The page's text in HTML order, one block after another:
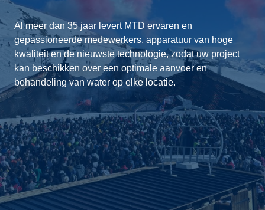
Al meer dan 35 jaar levert MTD ervaren en
gepassioneerde medewerkers, apparatuur van hoge
kwaliteit en de nieuwste technologie, zodat uw project
kan beschikken over een optimale aanvoer en
behandeling van water op elke locatie.